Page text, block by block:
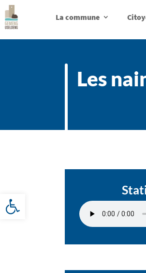
La commune
Les
Ouvrir la barre d’outils